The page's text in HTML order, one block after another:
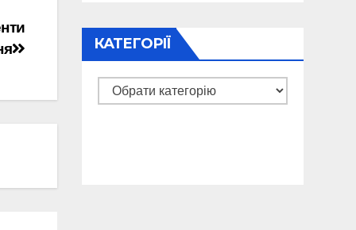
КАТЕГОРІЇ
Категорії